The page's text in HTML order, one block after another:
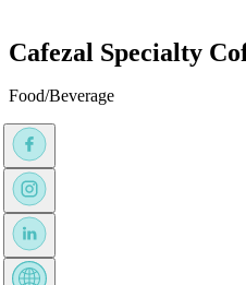
Cafezal Specialty
Food/Beverage